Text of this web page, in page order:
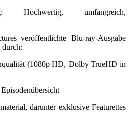
Hochwertig, umfangreich,
veröffentlichte Blu-ray-Ausgabe
durch:
(1080p HD, Dolby TrueHD in
darunter exklusive Featurettes